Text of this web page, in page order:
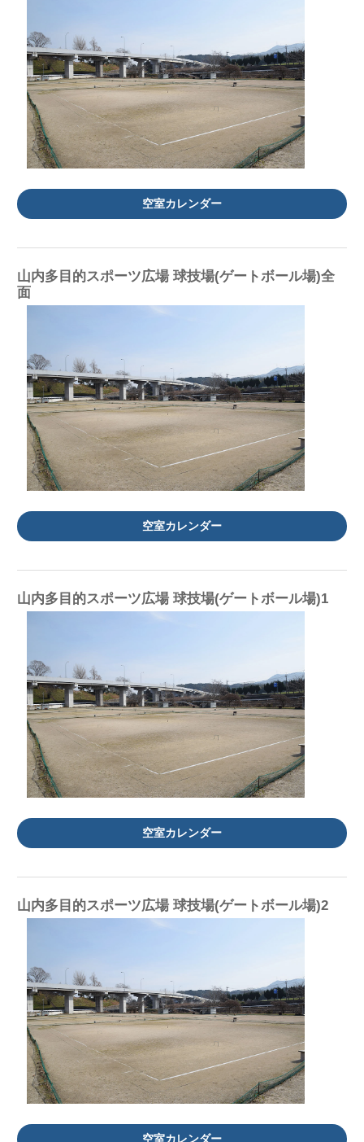
空室カレンダー
山内多目的スポーツ広場 球技場(ゲートボール場)全
面
空室カレンダー
山内多目的スポーツ広場 球技場(ゲートボール場)1
空室カレンダー
山内多目的スポーツ広場 球技場(ゲートボール場)2
空室カレンダー